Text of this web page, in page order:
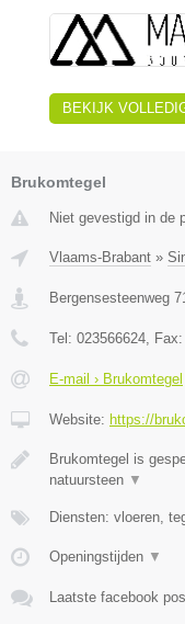
BEKIJK
Brukomtegel
Niet gevestigd in de
Vlaams-Brabant »
Bergensesteenweg
Tel: 023566624, Fax:
E-mail › Brukomtegel
Website: https://
Brukomtegel is
natuursteen ▼
Diensten: vloeren,
Openingstijden ▼
Laatste facebook